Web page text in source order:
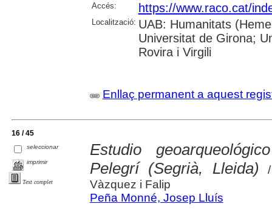
Accés: https://www.raco.cat/
Localització: UAB: Humanitats
Universitat de Girona;
Rovira i Virgili
Enllaç permanent a aquest
16 / 45
seleccionar
imprimir
Text complet
Estudio
Pelegrí (Segrià, Lleida)
/
Vàzquez i Falip
Peña Monné, Josep Lluís